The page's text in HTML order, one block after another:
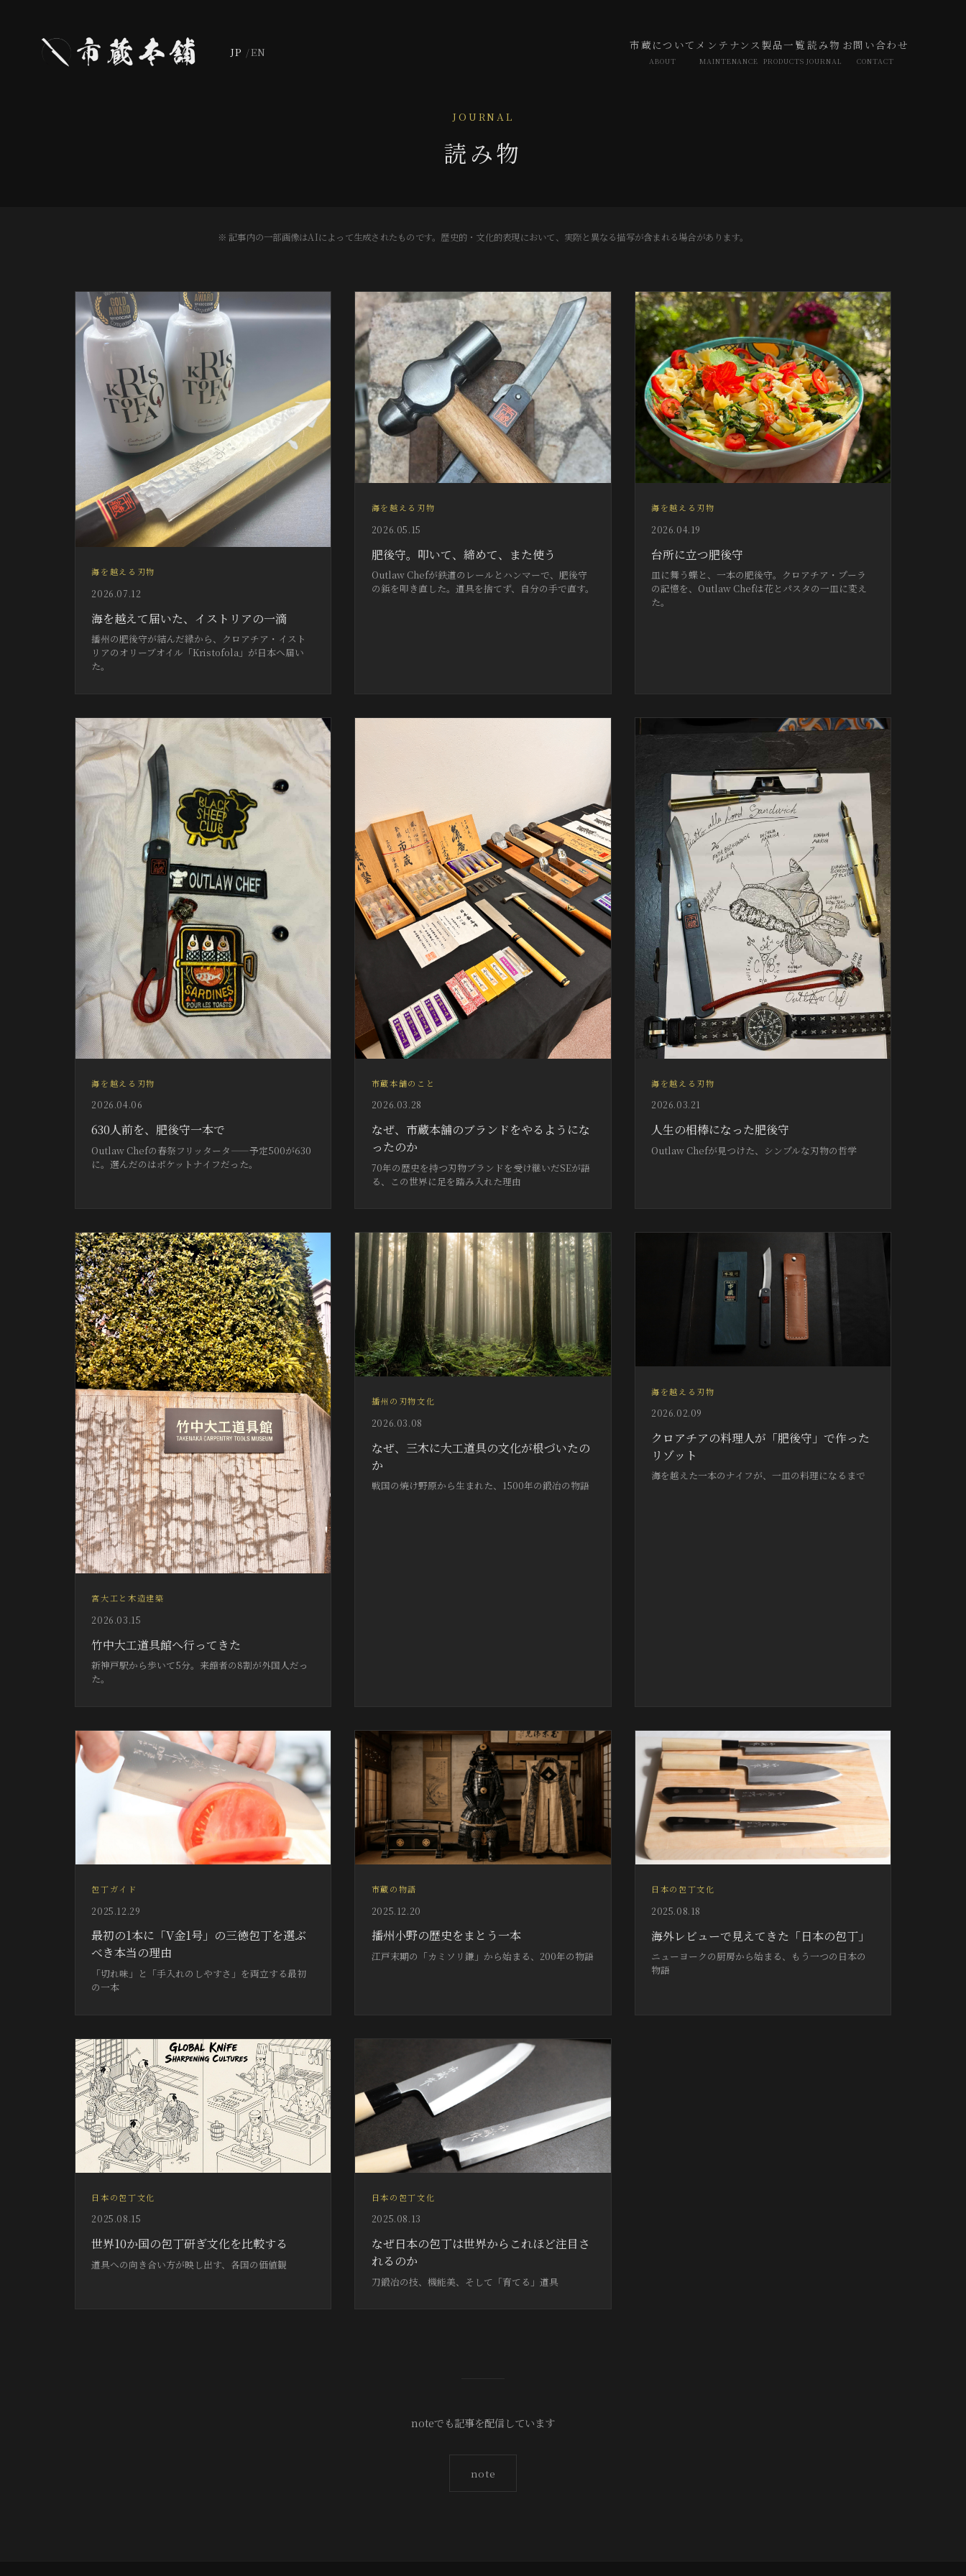
JP EN
市蔵について
ABOUT
メンテナンス
MAINTENANCE
製品一覧
PRODUCTS
読み物
JOURNAL
お問い合わせ
CONTACT
JOURNAL
読み物
※ 記事内の一部画像はAIによって生成されたものです。歴史的・文化的表現において、実際と異なる描写が含まれる場合があります。
海を越える刃物
2026.07.12
海を越えて届いた、イストリアの一滴
播州の肥後守が結んだ縁から、クロアチア・イスト
リアのオリーブオイル「Kristofola」が日本へ届い
た。
海を越える刃物
2026.05.15
肥後守。叩いて、締めて、また使う
Outlaw Chefが鉄道のレールとハンマーで、肥後守
の鋲を叩き直した。道具を捨てず、自分の手で直す。
海を越える刃物
2026.04.19
台所に立つ肥後守
皿に舞う蝶と、一本の肥後守。クロアチア・プーラ
の記憶を、Outlaw Chefは花とパスタの一皿に変え
た。
海を越える刃物
2026.04.06
630人前を、肥後守一本で
Outlaw Chefの春祭フリッタータ——予定500が630
に。選んだのはポケットナイフだった。
市蔵本舗のこと
2026.03.28
なぜ、市蔵本舗のブランドをやるようにな
ったのか
70年の歴史を持つ刃物ブランドを受け継いだSEが語
る、この世界に足を踏み入れた理由
海を越える刃物
2026.03.21
人生の相棒になった肥後守
Outlaw Chefが見つけた、シンプルな刃物の哲学
宮大工と木造建築
2026.03.15
竹中大工道具館へ行ってきた
新神戸駅から歩いて5分。来館者の8割が外国人だっ
た。
播州の刃物文化
2026.03.08
なぜ、三木に大工道具の文化が根づいたの
か
戦国の焼け野原から生まれた、1500年の鍛冶の物語
海を越える刃物
2026.02.09
クロアチアの料理人が「肥後守」で作った
リゾット
海を越えた一本のナイフが、一皿の料理になるまで
包丁ガイド
2025.12.29
最初の1本に「V金1号」の三徳包丁を選ぶ
べき本当の理由
「切れ味」と「手入れのしやすさ」を両立する最初
の一本
市蔵の物語
2025.12.20
播州小野の歴史をまとう一本
江戸末期の「カミソリ鎌」から始まる、200年の物語
日本の包丁文化
2025.08.18
海外レビューで見えてきた「日本の包丁」
ニューヨークの厨房から始まる、もう一つの日本の
物語
日本の包丁文化
2025.08.15
世界10か国の包丁研ぎ文化を比較する
道具への向き合い方が映し出す、各国の価値観
日本の包丁文化
2025.08.13
なぜ日本の包丁は世界からこれほど注目さ
れるのか
刀鍛冶の技、機能美、そして「育てる」道具
noteでも記事を配信しています
note